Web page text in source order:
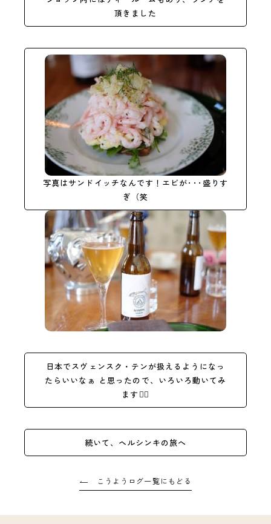
頂きました
写真はサンドイッチなんです！エビが･･･盛りす
ぎ（笑
日本でスヴェンスク・テンが扱えるようになっ
たらいいなぁ と思ったので、いろいろ動いてみ
ます 🏃‍♂️
続いて、ヘルシンキの旅へ
こうようログ一覧にもどる